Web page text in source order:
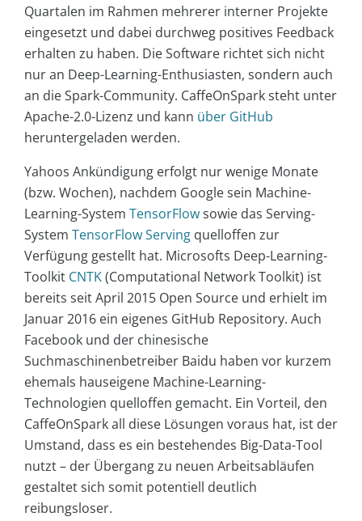
Quartalen im Rahmen mehrerer interner Projekte
eingesetzt und dabei durchweg positives Feedback
erhalten zu haben. Die Software richtet sich nicht
nur an Deep-Learning-Enthusiasten, sondern auch
an die Spark-Community. CaffeOnSpark steht unter
Apache-2.0-Lizenz und kann über GitHub
heruntergeladen werden.
Yahoos Ankündigung erfolgt nur wenige Monate
(bzw. Wochen), nachdem Google sein Machine-
Learning-System TensorFlowsowie das Serving-
System TensorFlow Serving quelloffen zur
Verfügung gestellt hat. Microsofts Deep-Learning-
Toolkit CNTK(Computational Network Toolkit) ist
bereits seit April 2015 Open Source und erhielt im
Januar 2016 ein eigenes GitHub Repository. Auch
Facebook und der chinesische
Suchmaschinenbetreiber Baidu haben vor kurzem
ehemals hauseigene Machine-Learning-
Technologien quelloffen gemacht. Ein Vorteil, den
CaffeOnSpark all diese Lösungen voraus hat, ist der
Umstand, dass es ein bestehendes Big-Data-Tool
nutzt – der Übergang zu neuen Arbeitsabläufen
gestaltet sich somit potentiell deutlich
reibungsloser.